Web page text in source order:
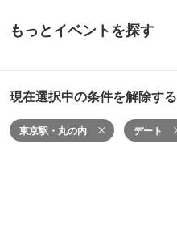
もっとイベントを探す
現在選択中の条件を解除する
東京駅・丸の内 デート